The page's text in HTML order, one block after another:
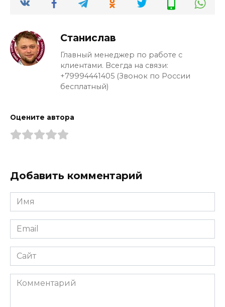
Станислав
Главный менеджер по работе с
клиентами. Всегда на связи:
+79994441405 (Звонок по России
бесплатный)
Оцените автора
Добавить комментарий
Имя
*
Email
*
Сайт
Комментарий